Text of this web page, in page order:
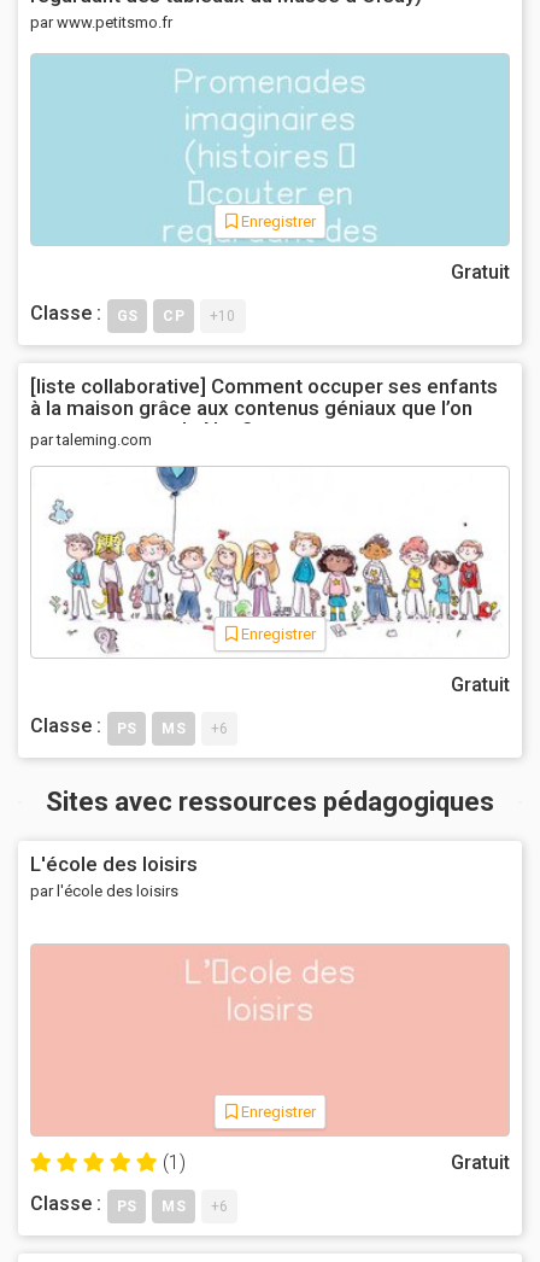
par www.petitsmo.fr
Enregistrer
Gratuit
Classe :
GS CP +10
[liste collaborative] Comment occuper ses enfants
à la maison grâce aux contenus géniaux que l’on
peut trouver sur le Net ?
par taleming.com
Enregistrer
Gratuit
Classe :
PS MS +6
Sites avec ressources pédagogiques
L'école des loisirs
par l'école des loisirs
Enregistrer
(1)
Gratuit
Classe :
PS MS +6